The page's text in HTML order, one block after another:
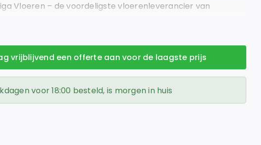
Vloeren – de voordeligste vloerenleverancier van
vrijblijvend een offerte aan voor de laagste prijs
voor 18:00 besteld, is morgen in huis